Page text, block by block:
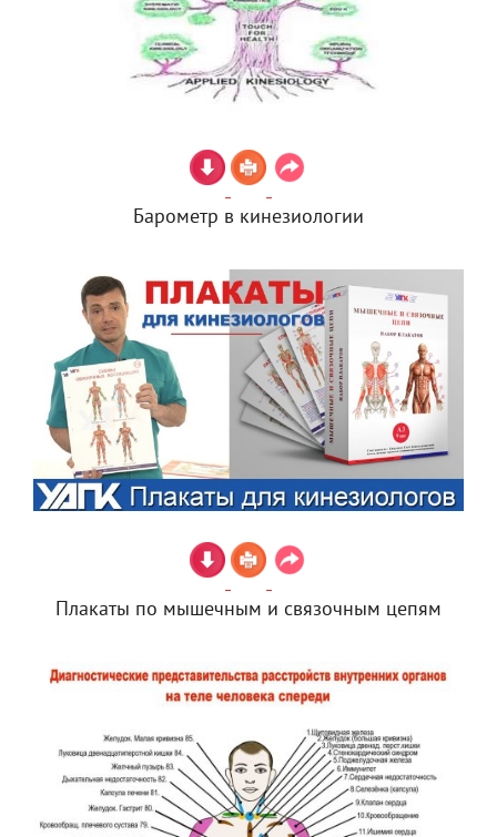
Барометр в кинезиологии
Плакаты по мышечным и связочным цепям